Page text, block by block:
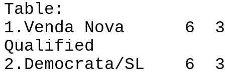
Table :
1.Venda Nova 6
Qualified
2.Democrata/SL